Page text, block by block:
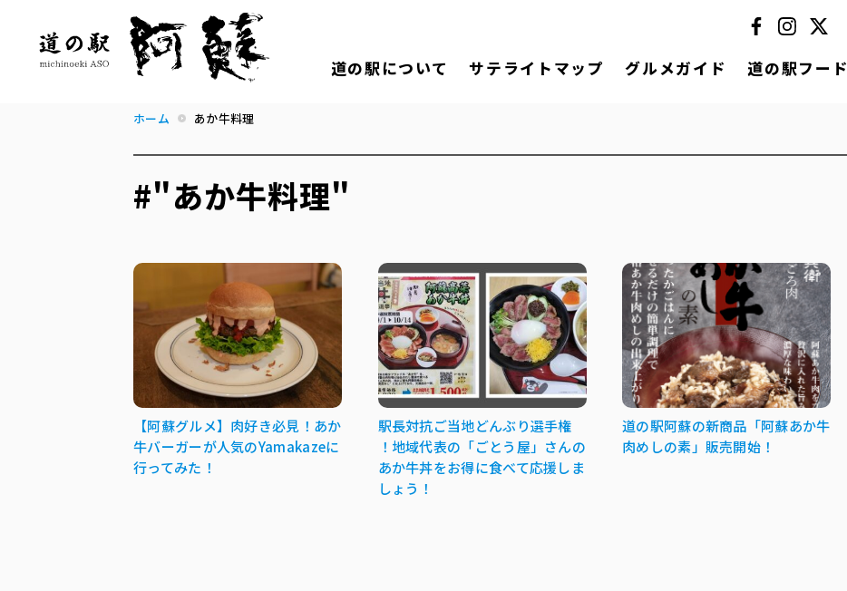
道の駅について サテライトマップ グルメガイド 道の駅フード
ホーム あか牛料理
#"あか牛料理"
【阿蘇グルメ】肉好き必見！あか
牛バーガーが人気のYamakazeに
行ってみた！
駅長対抗ご当地どんぶり選手権
！地域代表の「ごとう屋」さんの
あか牛丼をお得に食べて応援しま
しょう！
道の駅阿蘇の新商品「阿蘇あか牛
肉めしの素」販売開始！